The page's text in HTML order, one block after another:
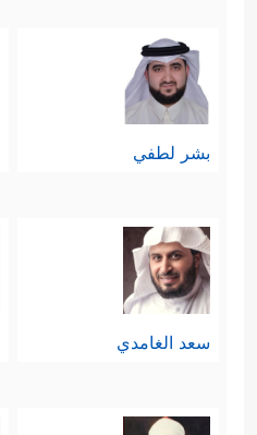
بشر لطفي
سعد الغامدي